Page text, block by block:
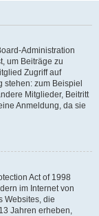
Administration
um Beiträge zu
Zugriff auf
stehen: zum Beispiel
Mitglieder, Beitritt
Anmeldung, da sie
Act of 1998
im Internet von
Websites, die
Jahren erheben,